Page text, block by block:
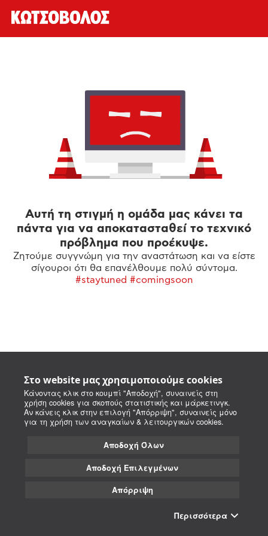
Στο website μας χρησιμοποιούμε cookies
Κάνοντας κλικ στο κουμπί "Αποδοχή", συναινείς στη
χρήση cookies για σκοπούς στατιστικής και μάρκετινγκ.
Αν κάνεις κλικ στην επιλογή "Απόρριψη", συναινείς μόνο
για τη χρήση των αναγκαίων & λειτουργικών cookies.
Αποδοχή Όλων
Αποδοχή Επιλεγμένων
Απόρριψη
Περισσότερα
Αυτή τη στιγμή η ομάδα μας κάνει τα
πάντα για να αποκατασταθεί το τεχνικό
πρόβλημα που προέκυψε.
Ζητούμε συγγνώμη για την αναστάτωση και να είστε
σίγουροι ότι θα επανέλθουμε πολύ σύντομα.
#staytuned #comingsoon